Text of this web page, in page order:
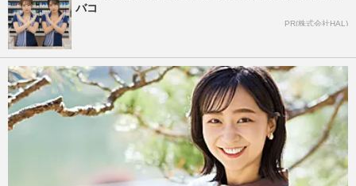
バコ
PR(株式会社HAL)